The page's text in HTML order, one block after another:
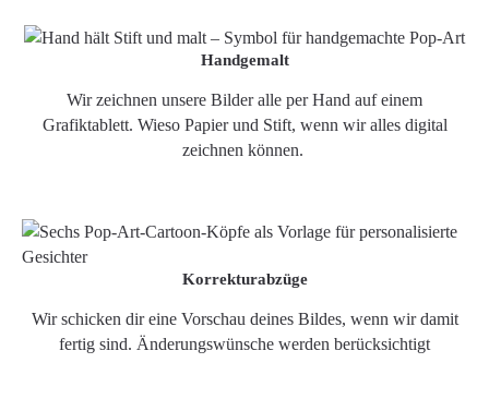
Handgemalt
Wir zeichnen unsere Bilder alle per Hand auf einem
Grafiktablett. Wieso Papier und Stift, wenn wir alles digital
zeichnen können.
Korrekturabzüge
Wir schicken dir eine Vorschau deines Bildes, wenn wir damit
fertig sind. Änderungswünsche werden berücksichtigt